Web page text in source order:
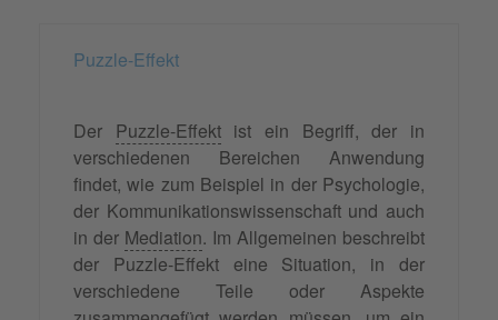
Puzzle-Effekt
Der Puzzle-Effektist ein Begriff, der in
verschiedenen Bereichen Anwendung
findet, wie zum Beispiel in der Psychologie,
der Kommunikationswissenschaft und auch
in der Mediation. Im Allgemeinen beschreibt
der Puzzle-Effekt eine Situation, in der
verschiedene Teile oder Aspekte